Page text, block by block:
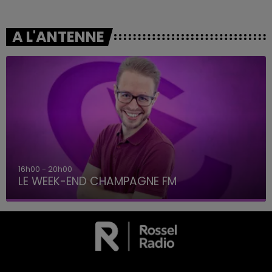
A L'ANTENNE
7h00 - 12h00
LE WEEK-END CHAMPAGNE FM